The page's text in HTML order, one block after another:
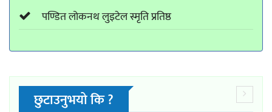
पण्डित लोकनथ लुइटेल स्मृति प्रतिष्ठ
छुटाउनुभयो कि ?